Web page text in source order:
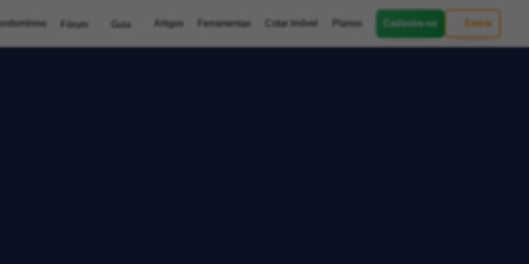
Fórum Guia Artigos Ferramentas Cotar Imóvel Planos Cadastre-se Entrar